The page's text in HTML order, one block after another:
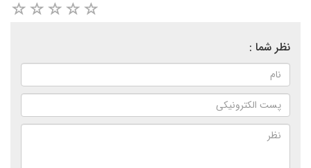
نظر شما :